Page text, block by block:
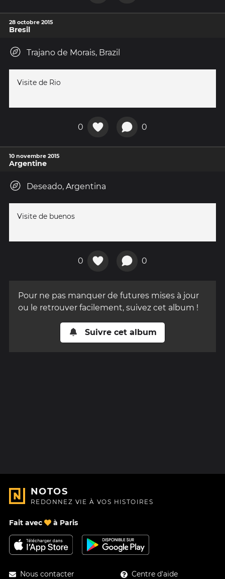
28 octobre 2015
Bresil
Trajano de Morais, Brazil
Visite de Rio
0 0
10 novembre 2015
Argentine
Deseado, Argentina
Visite de buenos
0 0
Pour ne pas manquer de futures mises à jour
ou le retrouver facilement, suivez cet album !
Suivre cet album
NOTOS
REDONNEZ VIE À VOS HISTOIRES
Fait avec à Paris
Nous contacter Centre d'aide